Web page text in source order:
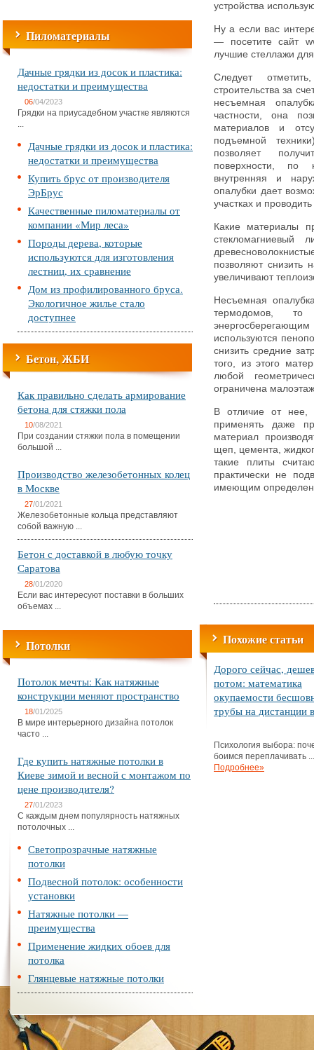
Пиломатериалы
Дачные грядки из досок и пластика:
недостатки и преимущества
06/04/2023
Грядки на приусадебном участке являются
...
Дачные грядки из досок и пластика:
недостатки и преимущества
Купить брус от производителя
ЭрБрус
Качественные пиломатериалы от
компании «Мир леса»
Породы дерева, которые
используются для изготовления
лестниц, их сравнение
Дом из профилированного бруса.
Экологичное жилье стало
доступнее
Бетон, ЖБИ
Как правильно сделать армирование
бетона для стяжки пола
10/08/2021
При создании стяжки пола в помещении
большой ...
Производство железобетонных колец
в Москве
27/01/2021
Железобетонные кольца представляют
собой важную ...
Бетон с доставкой в любую точку
Саратова
28/01/2020
Если вас интересуют поставки в больших
объемах ...
Потолки
Потолок мечты: Как натяжные
конструкции меняют пространство
18/01/2025
В мире интерьерного дизайна потолок
часто ...
Где купить натяжные потолки в
Киеве зимой и весной с монтажом по
цене производителя?
27/01/2023
С каждым днем популярность натяжных
потолочных ...
Светопрозрачные натяжные
потолки
Подвесной потолок: особенности
установки
Натяжные потолки —
преимущества
Применение жидких обоев для
потолка
Глянцевые натяжные потолки
устройства
Ну а если вас
— посетите сайт
лучшие стеллажи
Следует
строительства за
несъемная
частности, она
материалов и
подъемной
позволяет
поверхности, по
внутренняя и
опалубки дает
участках и
Какие материалы
стекломагниевый
позволяют снизить
увеличивают
Несъемная
термодомов,
используются
снизить средние
того, из этого
любой
ограничена
В отличие от нее,
применять даже
материал
щеп, цемента,
такие плиты
практически не
имеющим
Похожие статьи
Дорого сейчас,
потом: математика
окупаемости
трубы на дистанции
Психология выбора:
боимся переплачивать ...
Подробнее»